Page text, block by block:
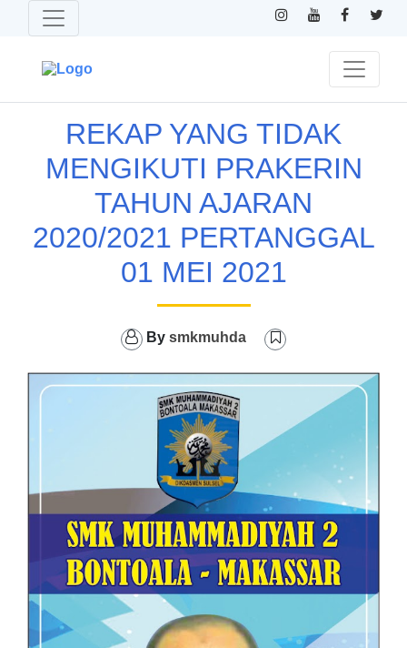
REKAP YANG TIDAK
MENGIKUTI PRAKERIN
TAHUN AJARAN
2020/2021 PERTANGGAL
01 MEI 2021
By smkmuhda